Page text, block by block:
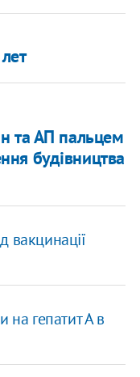
та АП пальцем
будівництва
вакцинації
на гепатит А в